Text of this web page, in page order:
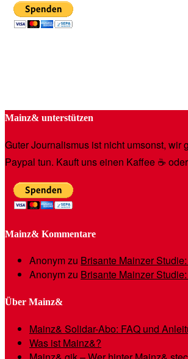
Mainz& unterstützen
Guter Journalismus ist nicht umsonst, wir
Paypal tun. Kauft uns einen Kaffee ☕️
Mainz& Kommentare
Anonymzu Brisante Mainzer
Anonymzu Brisante Mainzer
Über Mainz&
Mainz& Solidar-Abo: FAQ und
Was ist Mainz&?